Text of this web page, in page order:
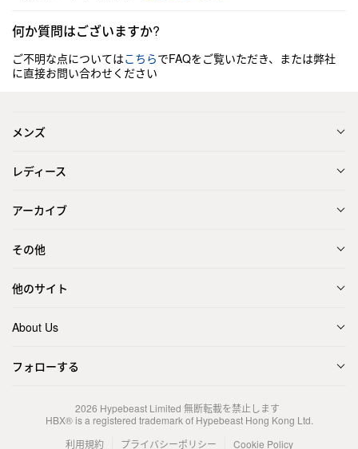
何か質問はございますか?
ご不明な点についてはこちらでFAQをご覧いただき、または弊社
に直接お問い合わせください
メンズ
レディース
アーカイブ
その他
他のサイト
About Us
フォローする
2026 Hypebeast Limited 無断転載を禁止します
HBX® is a registered trademark of Hypebeast Hong Kong Ltd.
利用規約
プライバシーポリシー Cookie Policy